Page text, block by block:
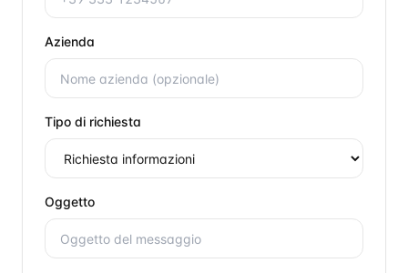
Azienda
Tipo di richiesta
Oggetto